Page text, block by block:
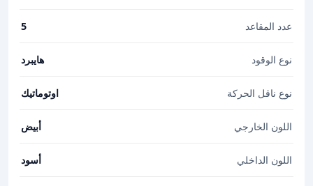
عدد المقاعد 5
نوع الوقود هايبرد
نوع ناقل الحركة اوتوماتيك
اللون الخارجي أبيض
اللون الداخلي أسود